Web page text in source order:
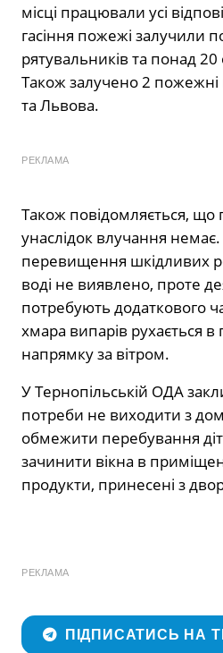
місці працювали усі
гасіння пожежі залучили
рятувальників та понад
Також залучено 2 пожежні
та Львова.
РЕКЛАМА
Також повідомляється, що
унаслідок влучання
перевищення шкідливих
воді не виявлено, проте
потребують додаткового
хмара випарів рухається в
напрямку за вітром.
У Тернопільській ОДА
потреби не виходити з
обмежити перебування
зачинити вікна в
продукти, принесені з
РЕКЛАМА
ПІДПИСАТИСЬ НА